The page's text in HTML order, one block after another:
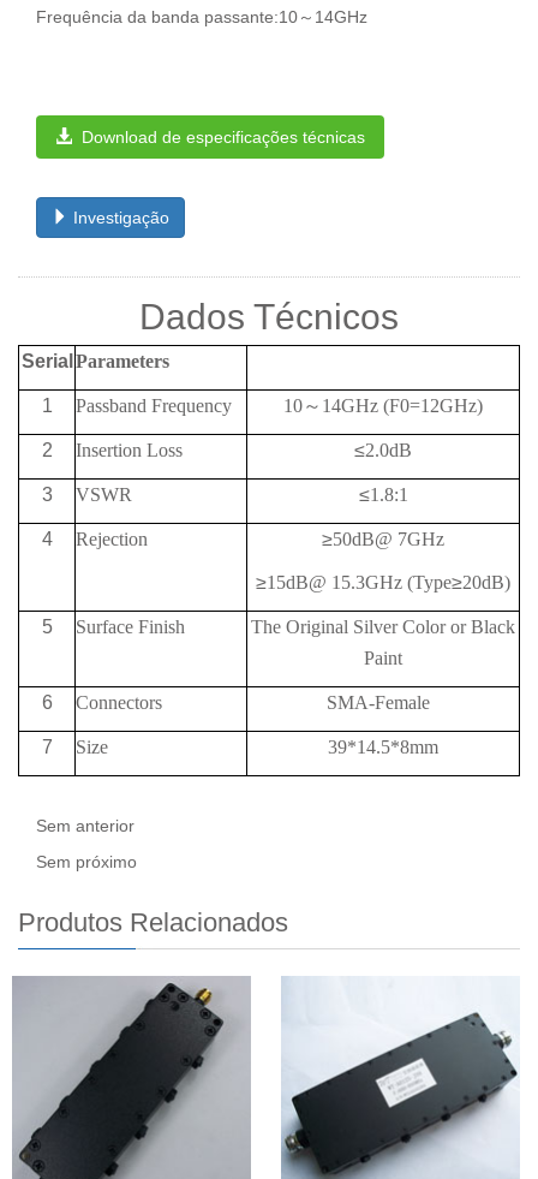
Frequência da banda passante:10～14GHz
Download de especificações técnicas
Investigação
Dados Técnicos
Serial Parameters
1 Passband Frequency 10～ 14GHz (F0=12GHz)
2 Insertion Loss ≤2.0dB
3 VSWR ≤1.8:1
4 Rejection ≥50dB@ 7GHz
≥15dB@ 15.3GHz (Type≥20dB)
5 Surface Finish
The Original Silver Color or Black
Paint
6 Connectors SMA-Female
7 Size 39*14.5*8mm
Sem anterior
Sem próximo
Produtos Relacionados